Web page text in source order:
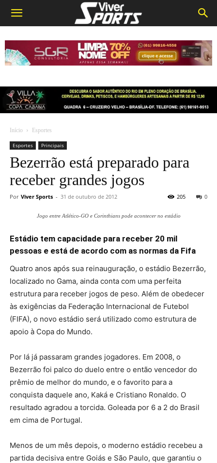
Início Esportes
Esportes Principais
Bezerrão está preparado para
receber grandes jogos
Por Viver Sports - 31 de outubro de 2012 0
205
Jogo entre Atlético-GO e Corinthians pode acontecer no estádio
Estádio tem capacidade para receber 20 mil
pessoas e está de acordo com as normas da Fifa
Quatro anos após sua reinauguração, o estádio Bezerrão,
localizado no Gama, ainda conta com uma perfeita
estrutura para receber jogos de peso. Além de obedecer
às exigências da Federação Internacional de Futebol
(FIFA), o novo estádio será utilizado como estrutura de
apoio à Copa do Mundo.
Por lá já passaram grandes jogadores. Em 2008, o
Bezerrão foi palco do duelo entre o então vencedor do
prêmio de melhor do mundo, e o favorito para a
conquista daquele ano, Kaká e Cristiano Ronaldo. O
resultado agradou a torcida. Goleada por 6 a 2 do Brasil
em cima de Portugal.
Menos de um mês depois, o moderno estádio recebeu a
partida decisiva entre Goiás e São Paulo, que garantiu o